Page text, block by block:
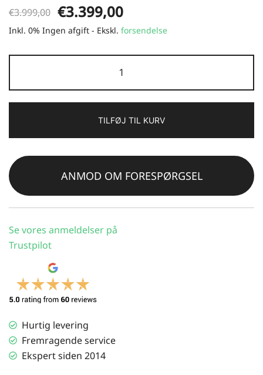
€3.999,00 Den
oprindelige
pris
€3.999,00.
€3.399,00Den
aktuelle
pris
€3.399,00.
Inkl. 0% Ingen afgift - Ekskl. forsendelse
H1
V2
antal
TILFØJ TIL KURV
ANMOD OM FORESPØRGSEL
Se vores anmeldelser på
Trustpilot
Hurtig levering
Fremragende service
Ekspert siden 2014